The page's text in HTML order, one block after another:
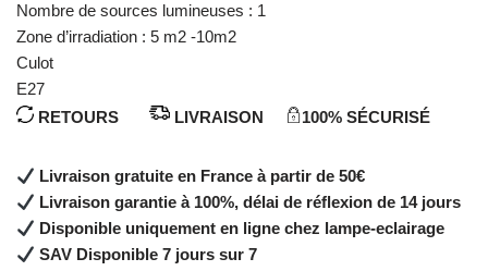
Nombre de sources lumineuses : 1
Zone d’irradiation : 5 m2 -10m2
Culot
E27
RETOURS
LIVRAISON 100% SÉCURISÉ
Livraison gratuite en France à partir de 50€
Livraison garantie à 100%, délai de réflexion de 14 jours
Disponible uniquement en ligne chez lampe-eclairage
SAV Disponible 7 jours sur 7